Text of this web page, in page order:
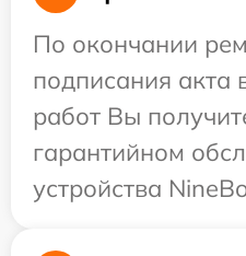
По окончании
подписания акта
работ Вы
гарантийном
устройства